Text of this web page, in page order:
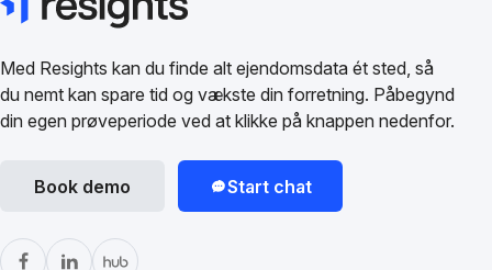
Med Resights kan du finde alt ejendomsdata ét sted, så
du nemt kan spare tid og vækste din forretning. Påbegynd
din egen prøveperiode ved at klikke på knappen nedenfor.
Book demo Start chat